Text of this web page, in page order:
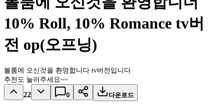
10% Roll, 10% Romance tv버
전 op(오프닝)
볼룸에 오신것을 환영합니다 tv버전입니다
추천도 눌러주세요~~
22 0 다운로드